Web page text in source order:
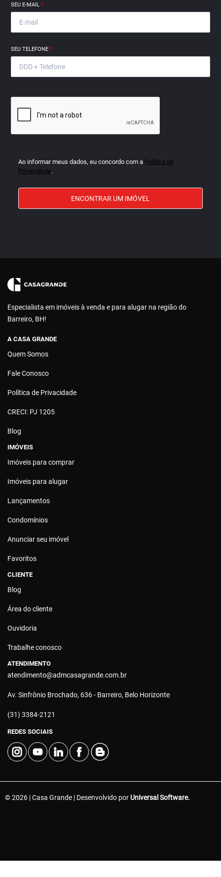
SEU E-MAIL*
SEU TELEFONE*
Ao informar meus dados, eu concordo com a Política de
Privacidade.
ENCONTRAR UM IMÓVEL
Especialista em imóveis à venda e para alugar na região do
Barreiro, BH!
A CASA GRANDE
Quem Somos
Fale Conosco
Política de Privacidade
CRECI: PJ 1205
Blog
IMÓVEIS
Imóveis para comprar
Imóveis para alugar
Lançamentos
Condomínios
Anunciar seu imóvel
Favoritos
CLIENTE
Blog
Área do cliente
Ouvidoria
Trabalhe conosco
ATENDIMENTO
atendimento@admcasagrande.com.br
Av. Sinfrônio Brochado, 636 - Barreiro, Belo Horizonte
(31) 3384-2121
REDES SOCIAIS
© 2026 | Casa Grande | Desenvolvido por Universal Software.